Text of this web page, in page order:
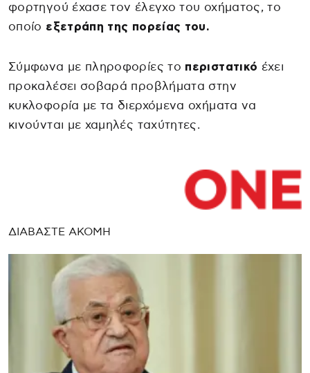
φορτηγού έχασε τον έλεγχο του οχήματος, το
οποίο εξετράπη της πορείας του.
Σύμφωνα με πληροφορίες το περιστατικό έχει
προκαλέσει σοβαρά προβλήματα στην
κυκλοφορία με τα διερχόμενα οχήματα να
κινούνται με χαμηλές ταχύτητες.
ΔΙΑΒΑΣΤΕ ΑΚΟΜΗ